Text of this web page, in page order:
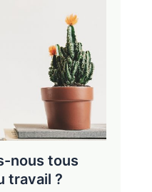
nous tous
travail ?